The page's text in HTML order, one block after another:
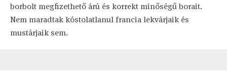
borbolt megfizethető árú és korrekt minőségű borait.
Nem maradtak kóstolatlanul francia lekvárjaik és
mustárjaik sem.